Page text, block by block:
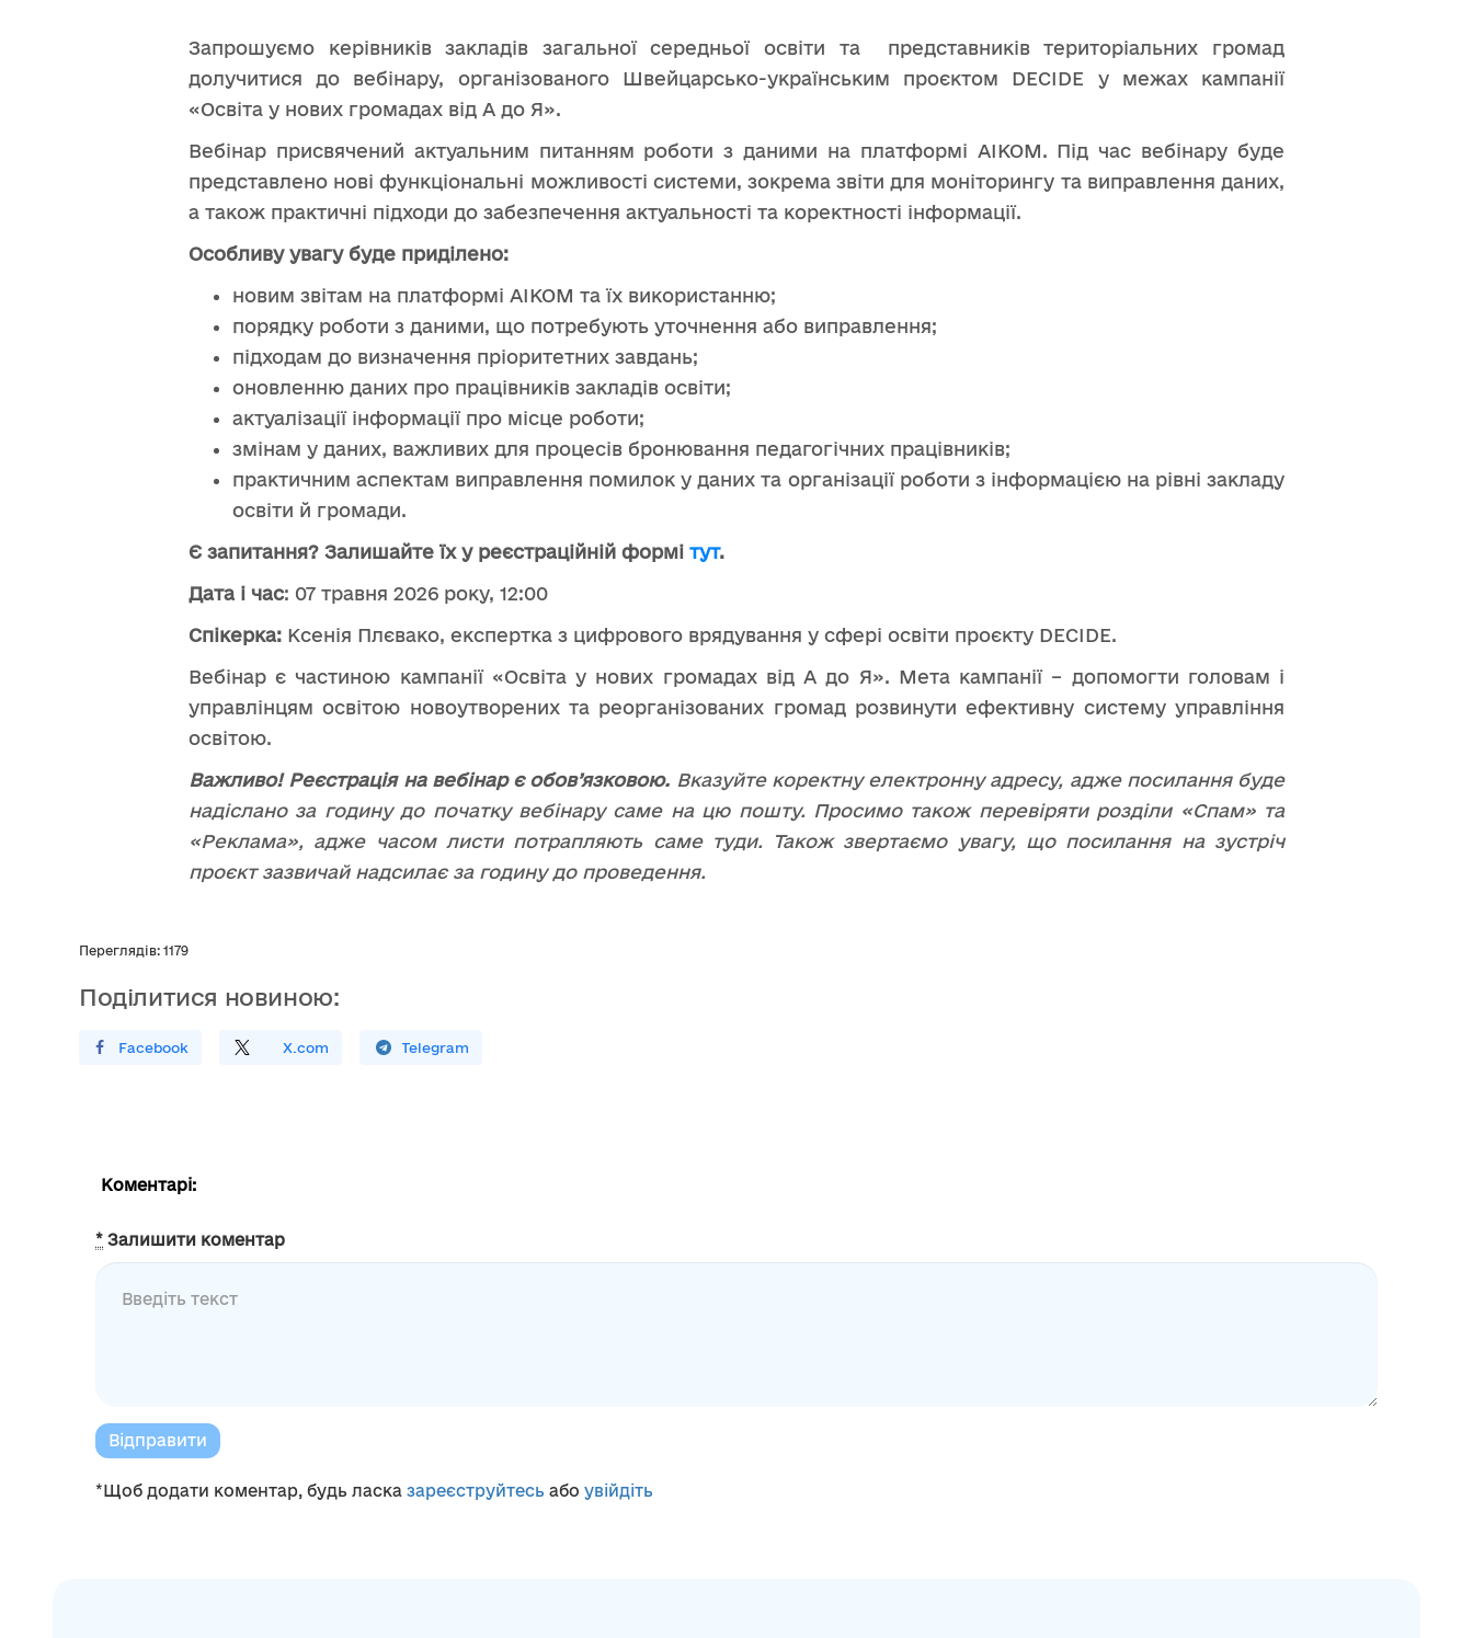
Запрошуємо керівників закладів загальної середньої освіти та представників територіальних громад
долучитися до вебінару, організованого Швейцарсько-українським проєктом DECIDE у межах кампанії
«Освіта у нових громадах від А до Я».
Вебінар присвячений актуальним питанням роботи з даними на платформі АІКОМ. Під час вебінару буде
представлено нові функціональні можливості системи, зокрема звіти для моніторингу та виправлення даних,
а також практичні підходи до забезпечення актуальності та коректності інформації.
Особливу увагу буде приділено:
новим звітам на платформі АІКОМ та їх використанню;
порядку роботи з даними, що потребують уточнення або виправлення;
підходам до визначення пріоритетних завдань;
оновленню даних про працівників закладів освіти;
актуалізації інформації про місце роботи;
змінам у даних, важливих для процесів бронювання педагогічних працівників;
практичним аспектам виправлення помилок у даних та організації роботи з інформацією на рівні закладу
освіти й громади.
Є запитання? Залишайте їх у реєстраційній формі тут.
Дата і час: 07 травня 2026 року, 12:00
Спікерка: Ксенія Плєвако, експертка з цифрового врядування у сфері освіти проєкту DECIDE.
Вебінар є частиною кампанії «Освіта у нових громадах від А до Я». Мета кампанії – допомогти головам і
управлінцям освітою новоутворених та реорганізованих громад розвинути ефективну систему управління
освітою.
Важливо! Реєстрація на вебінар є обов’язковою. Вказуйте коректну електронну адресу, адже посилання буде
надіслано за годину до початку вебінару саме на цю пошту. Просимо також перевіряти розділи «Спам» та
«Реклама», адже часом листи потрапляють саме туди. Також звертаємо увагу, що посилання на зустріч
проєкт зазвичай надсилає за годину до проведення.
Переглядів: 1179
Поділитися новиною:
Поширити У FacebookПоділитись X.comПоширити У Telegram
Коментарі:
* Залишити коментар
Відправити
*Щоб додати коментар, будь ласка зареєструйтесь або увійдіть